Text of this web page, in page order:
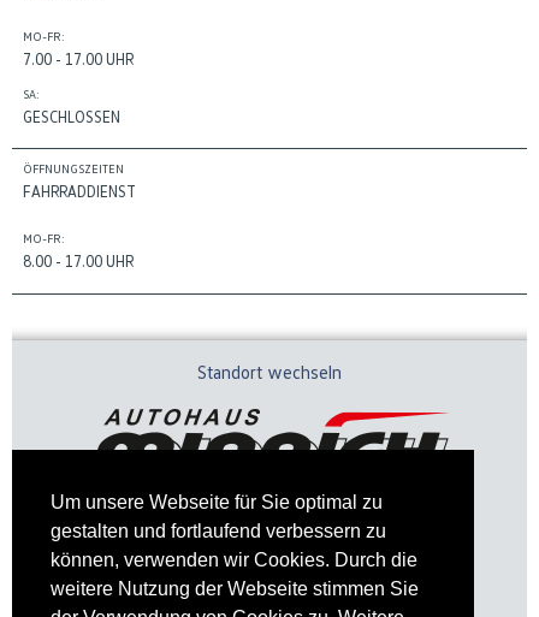
Um unsere Webseite für Sie optimal zu
gestalten und fortlaufend verbessern zu
können, verwenden wir Cookies. Durch die
weitere Nutzung der Webseite stimmen Sie
MO-FR:
7.00 - 17.00 UHR
SA:
GESCHLOSSEN
ÖFFNUNGSZEITEN
FAHRRADDIENST
MO-FR:
8.00 - 17.00 UHR
Standort wechseln